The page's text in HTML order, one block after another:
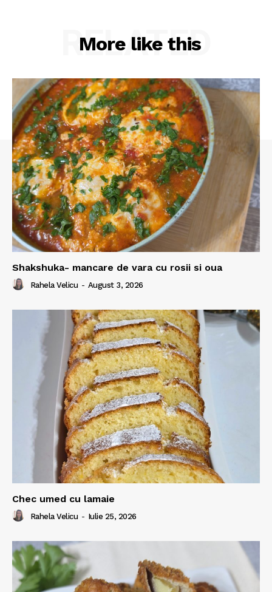
More like this
RELATED
Shakshuka- mancare de vara cu rosii si oua
Rahela Velicu - August 3, 2026
Chec umed cu lamaie
Rahela Velicu - Iulie 25, 2026